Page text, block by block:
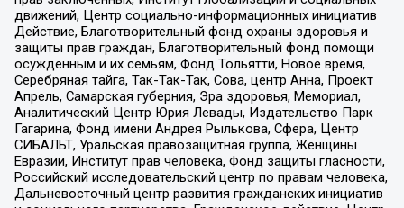
движений, Центр социально-информационных инициатив
Действие, Благотворительный фонд охраны здоровья и
защиты прав граждан, Благотворительный фонд помощи
осужденным и их семьям, Фонд Тольятти, Новое время,
Серебряная тайга, Так-Так-Так, Сова, центр Анна, Проект
Апрель, Самарская губерния, Эра здоровья, Мемориал,
Аналитический Центр Юрия Левады, Издательство Парк
Гагарина, Фонд имени Андрея Рылькова, Сфера, Центр
СИБАЛЬТ, Уральская правозащитная группа, Женщины
Евразии, Институт прав человека, Фонд защиты гласности,
Российский исследовательский центр по правам человека,
Дальневосточный центр развития гражданских инициатив